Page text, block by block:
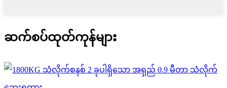
ဆက်စပ်ထုတ်ကုန်များ